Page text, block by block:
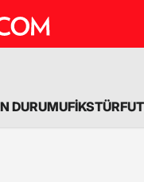
DURUMUFİKSTÜR